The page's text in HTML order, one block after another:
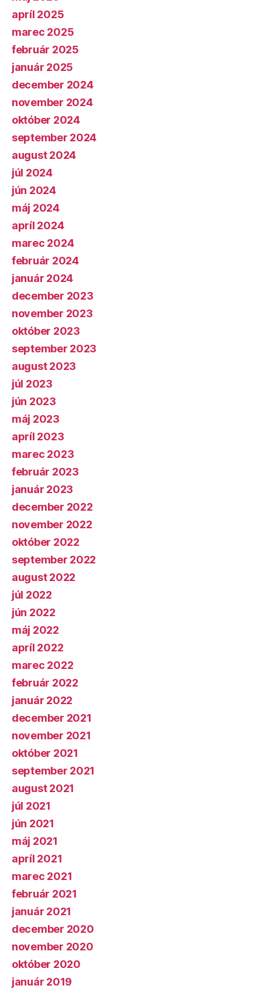
apríl 2025
marec 2025
február 2025
január 2025
december 2024
november 2024
október 2024
september 2024
august 2024
júl 2024
jún 2024
máj 2024
apríl 2024
marec 2024
február 2024
január 2024
december 2023
november 2023
október 2023
september 2023
august 2023
júl 2023
jún 2023
máj 2023
apríl 2023
marec 2023
február 2023
január 2023
december 2022
november 2022
október 2022
september 2022
august 2022
júl 2022
jún 2022
máj 2022
apríl 2022
marec 2022
február 2022
január 2022
december 2021
november 2021
október 2021
september 2021
august 2021
júl 2021
jún 2021
máj 2021
apríl 2021
marec 2021
február 2021
január 2021
december 2020
november 2020
október 2020
január 2019